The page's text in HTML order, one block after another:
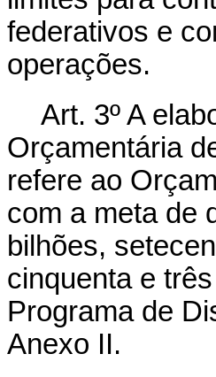
federativos e
operações.
Art. 3º A
Orçamentária
refere ao
com a meta de
bilhões,
cinquenta e
Programa de
Anexo II.